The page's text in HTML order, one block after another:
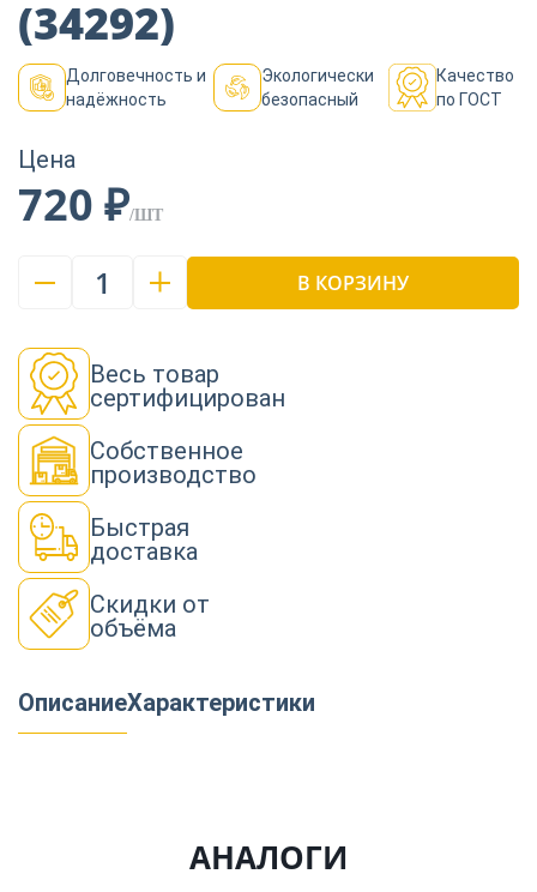
Пиломатериалы
Декор
Изоляция
Инструменты
Продукция из
дерева
Строительство
(34292)
Долговечность и
надёжность
Экологически
безопасный
Качество
по ГОСТ
Цена
720 ₽/ШТ
1 В КОРЗИНУ
Весь товар
сертифицирован
Собственное
производство
Быстрая
доставка
Скидки от
объёма
ОписаниеХарактеристики
АНАЛОГИ